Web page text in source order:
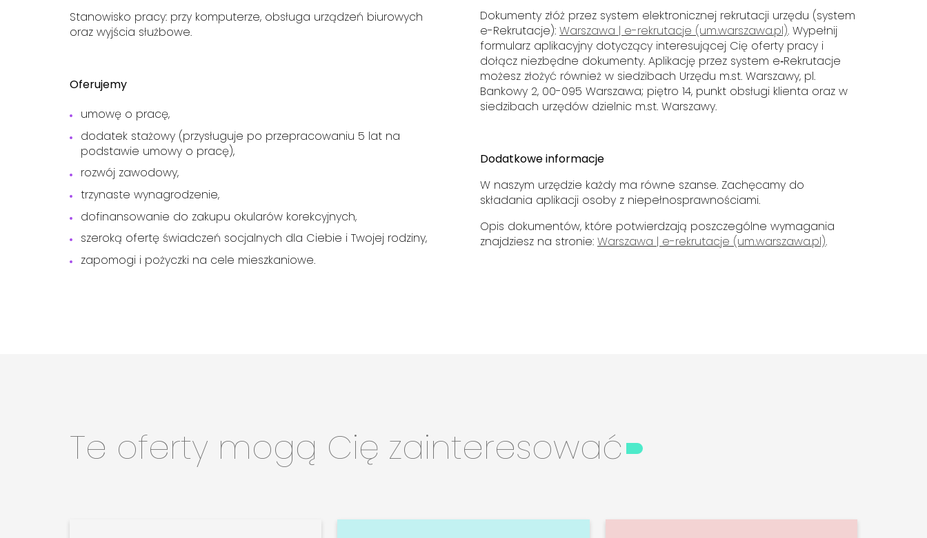
Stanowisko pracy: przy komputerze, obsługa urządzeń biurowych
oraz wyjścia służbowe.
Oferujemy
umowę o pracę,
dodatek stażowy (przysługuje po przepracowaniu 5 lat na
podstawie umowy o pracę),
rozwój zawodowy,
trzynaste wynagrodzenie,
dofinansowanie do zakupu okularów korekcyjnych,
szeroką ofertę świadczeń socjalnych dla Ciebie i Twojej rodziny,
zapomogi i pożyczki na cele mieszkaniowe.
Dokumenty złóż przez system elektronicznej rekrutacji urzędu (system
e-Rekrutacje): Warszawa | e-rekrutacje (um.warszawa.pl). Wypełnij
formularz aplikacyjny dotyczący interesującej Cię oferty pracy i
dołącz niezbędne dokumenty. Aplikację przez system e‑Rekrutacje
możesz złożyć również w siedzibach Urzędu m.st. Warszawy, pl.
Bankowy 2, 00-095 Warszawa; piętro 14, punkt obsługi klienta oraz w
siedzibach urzędów dzielnic m.st. Warszawy.
Dodatkowe informacje
W naszym urzędzie każdy ma równe szanse. Zachęcamy do
składania aplikacji osoby z niepełnosprawnościami.
Opis dokumentów, które potwierdzają poszczególne wymagania
znajdziesz na stronie: Warszawa | e-rekrutacje (um.warszawa.pl).
Te oferty mogą Cię zainteresować